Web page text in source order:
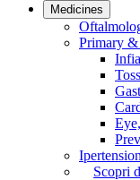
Medicines
Primary &
Scopri